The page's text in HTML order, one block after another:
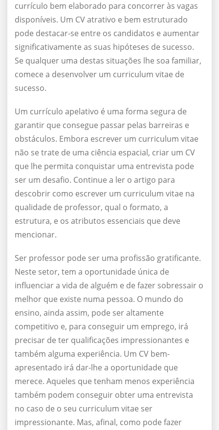
currículo bem elaborado para concorrer às vagas
disponíveis. Um CV atrativo e bem estruturado
pode destacar-se entre os candidatos e aumentar
significativamente as suas hipóteses de sucesso.
Se qualquer uma destas situações lhe soa familiar,
comece a desenvolver um curriculum vitae de
sucesso.
Um currículo apelativo é uma forma segura de
garantir que consegue passar pelas barreiras e
obstáculos. Embora escrever um curriculum vitae
não se trate de uma ciência espacial, criar um CV
que lhe permita conquistar uma entrevista pode
ser um desafio. Continue a ler o artigo para
descobrir como escrever um curriculum vitae na
qualidade de professor, qual o formato, a
estrutura, e os atributos essenciais que deve
mencionar.
Ser professor pode ser uma profissão gratificante.
Neste setor, tem a oportunidade única de
influenciar a vida de alguém e de fazer sobressair o
melhor que existe numa pessoa. O mundo do
ensino, ainda assim, pode ser altamente
competitivo e, para conseguir um emprego, irá
precisar de ter qualificações impressionantes e
também alguma experiência. Um CV bem-
apresentado irá dar-lhe a oportunidade que
merece. Aqueles que tenham menos experiência
também podem conseguir obter uma entrevista
no caso de o seu curriculum vitae ser
impressionante. Mas, afinal, como pode fazer